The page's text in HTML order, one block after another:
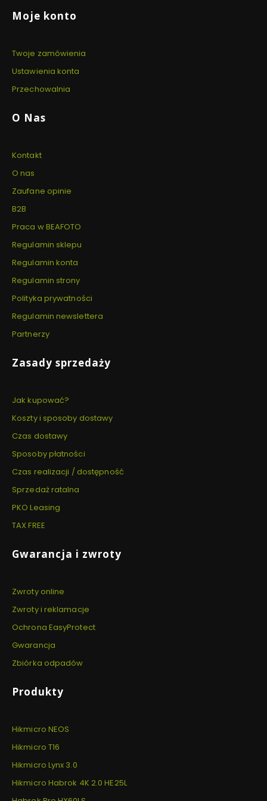
Linki w stopce
Moje konto
Twoje zamówienia
Ustawienia konta
Przechowalnia
O Nas
Kontakt
O nas
Zaufane opinie
B2B
Praca w BEAFOTO
Regulamin sklepu
Regulamin konta
Regulamin strony
Polityka prywatności
Regulamin newslettera
Partnerzy
Zasady sprzedaży
Jak kupować?
Koszty i sposoby dostawy
Czas dostawy
Sposoby płatności
Czas realizacji / dostępność
Sprzedaż ratalna
PKO Leasing
TAX FREE
Gwarancja i zwroty
Zwroty online
Zwroty i reklamacje
Ochrona EasyProtect
Gwarancja
Zbiórka odpadów
Produkty
Hikmicro NEOS
Hikmicro T16
Hikmicro Lynx 3.0
Hikmicro Habrok 4K 2.0 HE25L